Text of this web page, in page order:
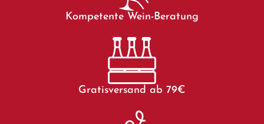
Kompetente Wein-Beratung
Gratisversand ab 79€